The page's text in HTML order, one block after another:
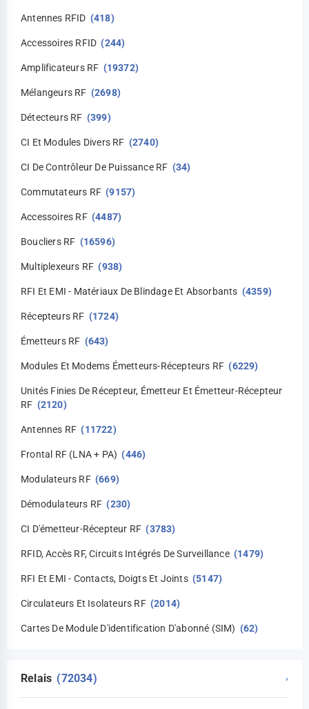
Antennes RFID (418)
Accessoires RFID (244)
Amplificateurs RF (19372)
Mélangeurs RF (2698)
Détecteurs RF (399)
CI Et Modules Divers RF (2740)
CI De Contrôleur De Puissance RF (34)
Commutateurs RF (9157)
Accessoires RF (4487)
Boucliers RF (16596)
Multiplexeurs RF (938)
RFI Et EMI - Matériaux De Blindage Et Absorbants (4359)
Récepteurs RF (1724)
Émetteurs RF (643)
Modules Et Modems Émetteurs-Récepteurs RF (6229)
Unités Finies De Récepteur, Émetteur Et Émetteur-Récepteur
RF (2120)
Antennes RF (11722)
Frontal RF (LNA + PA) (446)
Modulateurs RF (669)
Démodulateurs RF (230)
CI D'émetteur-Récepteur RF (3783)
RFID, Accès RF, Circuits Intégrés De Surveillance (1479)
RFI Et EMI - Contacts, Doigts Et Joints (5147)
Circulateurs Et Isolateurs RF (2014)
Cartes De Module D'identification D'abonné (SIM) (62)
Relais (72034) ›